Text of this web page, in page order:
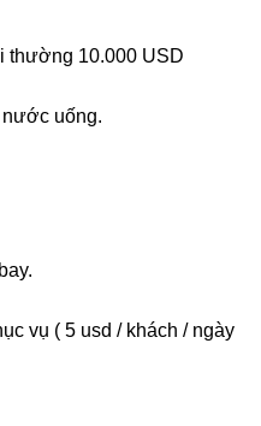
thường 10.000 USD
nước uống.
vụ ( 5 usd / khách / ngày